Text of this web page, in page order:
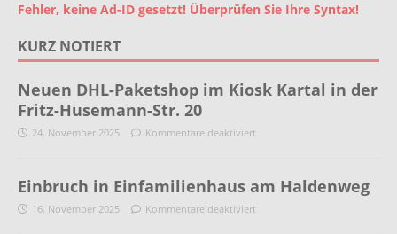
Fehler, keine Ad-ID gesetzt! Überprüfen Sie Ihre Syntax!
KURZ NOTIERT
Neuen DHL-Paketshop im Kiosk Kartal in der
Fritz-Husemann-Str. 20
24. November 2025 Kommentare deaktiviert
Einbruch in Einfamilienhaus am Haldenweg
16. November 2025 Kommentare deaktiviert